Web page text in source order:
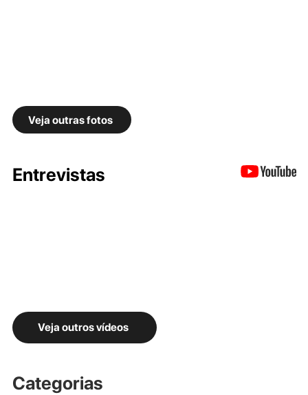
Veja outras fotos
Entrevistas
Veja outros vídeos
Categorias